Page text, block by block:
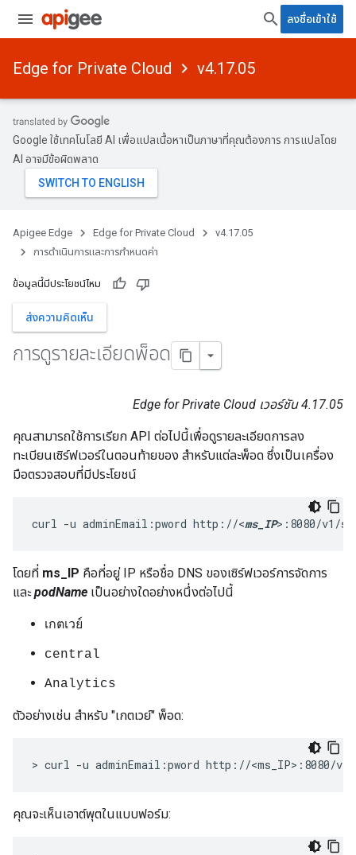
ลงชื่อเข้าใช้
Edge for Private Cloud v4.17.05
Google ใช้เทคโนโลยี AI เพื่อแปลเนื้อหาเป็นภาษาที่คุณต้องการ การแปลโดย
AI อาจมีข้อผิดพลาด
Apigee Edge Edge for Private Cloud
v4.17.05
การดําเนินการและการกําหนดค่า
ข้อมูลนี้มีประโยชน์ไหม
ส่งความคิดเห็น
การดูรายละเอียดพ็อด
Edge for Private Cloud เวอร์ชัน 4.17.05
คุณสามารถใช้การเรียก API ต่อไปนี้เพื่อดูรายละเอียดการลง
ทะเบียนเซิร์ฟเวอร์ในตอนท้ายของ สำหรับแต่ละพ็อด ซึ่งเป็นเครื่อง
มือตรวจสอบที่มีประโยชน์
curl -u adminEmail:pword http://<ms_IP>:8080/v1/
โดยที่ ms_IP คือที่อยู่ IP หรือชื่อ DNS ของเซิร์ฟเวอร์การจัดการ
และpodName เป็นอย่างใดอย่างหนึ่งต่อไปนี้
เกตเวย์
central
Analytics
ตัวอย่างเช่น สำหรับ "เกตเวย์" พ็อด:
> curl -u adminEmail:pword http://<ms_IP>:8080/v1/
คุณจะเห็นเอาต์พุตในแบบฟอร์ม: